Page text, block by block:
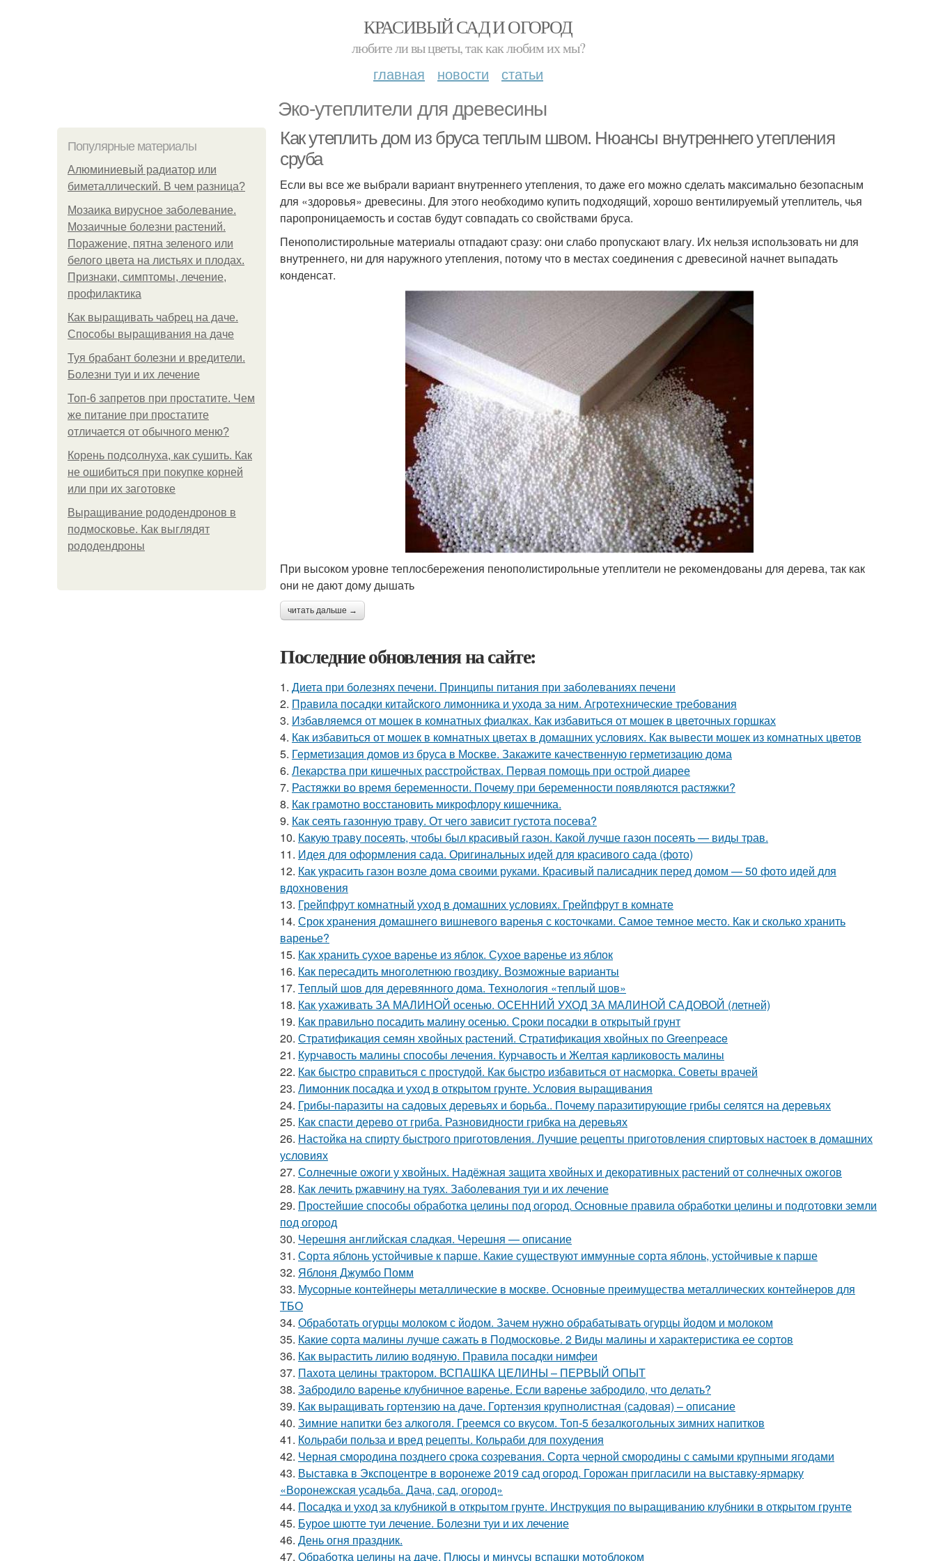
КРАСИВЫЙ САД И ОГОРОД
любите ли вы цветы, так как любим их мы?
главная новости статьи
Эко-утеплители для древесины
Популярные материалы
Алюминиевый радиатор или
биметаллический. В чем разница?
Мозаика вирусное заболевание.
Мозаичные болезни растений.
Поражение, пятна зеленого или
белого цвета на листьях и плодах.
Признаки, симптомы, лечение,
профилактика
Как выращивать чабрец на даче.
Способы выращивания на даче
Туя брабант болезни и вредители.
Болезни туи и их лечение
Топ-6 запретов при простатите. Чем
же питание при простатите
отличается от обычного меню?
Корень подсолнуха, как сушить. Как
не ошибиться при покупке корней
или при их заготовке
Выращивание рододендронов в
подмосковье. Как выглядят
рододендроны
Как утеплить дом из бруса теплым швом. Нюансы внутреннего утепления
сруба
Если вы все же выбрали вариант внутреннего утепления, то даже его можно сделать максимально безопасным
для «здоровья» древесины. Для этого необходимо купить подходящий, хорошо вентилируемый утеплитель, чья
паропроницаемость и состав будут совпадать со свойствами бруса.
Пенополистирольные материалы отпадают сразу: они слабо пропускают влагу. Их нельзя использовать ни для
внутреннего, ни для наружного утепления, потому что в местах соединения с древесиной начнет выпадать
конденсат.
При высоком уровне теплосбережения пенополистирольные утеплители не рекомендованы для дерева, так как
они не дают дому дышать
читать дальше →
Последние обновления на сайте:
1. Диета при болезнях печени. Принципы питания при заболеваниях печени
2. Правила посадки китайского лимонника и ухода за ним. Агротехнические требования
3. Избавляемся от мошек в комнатных фиалках. Как избавиться от мошек в цветочных горшках
4. Как избавиться от мошек в комнатных цветах в домашних условиях. Как вывести мошек из комнатных цветов
5. Герметизация домов из бруса в Москве. Закажите качественную герметизацию дома
6. Лекарства при кишечных расстройствах. Первая помощь при острой диарее
7. Растяжки во время беременности. Почему при беременности появляются растяжки?
8. Как грамотно восстановить микрофлору кишечника.
9. Как сеять газонную траву. От чего зависит густота посева?
10. Какую траву посеять, чтобы был красивый газон. Какой лучше газон посеять — виды трав.
11. Идея для оформления сада. Оригинальных идей для красивого сада (фото)
12. Как украсить газон возле дома своими руками. Красивый палисадник перед домом — 50 фото идей для
вдохновения
13. Грейпфрут комнатный уход в домашних условиях. Грейпфрут в комнате
14. Срок хранения домашнего вишневого варенья с косточками. Самое темное место. Как и сколько хранить
варенье?
15. Как хранить сухое варенье из яблок. Сухое варенье из яблок
16. Как пересадить многолетнюю гвоздику. Возможные варианты
17. Теплый шов для деревянного дома. Технология «теплый шов»
18. Как ухаживать ЗА МАЛИНОЙ осенью. ОСЕННИЙ УХОД ЗА МАЛИНОЙ САДОВОЙ (летней)
19. Как правильно посадить малину осенью. Сроки посадки в открытый грунт
20. Стратификация семян хвойных растений. Стратификация хвойных по Greenpeace
21. Курчавость малины способы лечения. Курчавость и Желтая карликовость малины
22. Как быстро справиться с простудой. Как быстро избавиться от насморка. Советы врачей
23. Лимонник посадка и уход в открытом грунте. Условия выращивания
24. Грибы-паразиты на садовых деревьях и борьба.. Почему паразитирующие грибы селятся на деревьях
25. Как спасти дерево от гриба. Разновидности грибка на деревьях
26. Настойка на спирту быстрого приготовления. Лучшие рецепты приготовления спиртовых настоек в домашних
условиях
27. Солнечные ожоги у хвойных. Надёжная защита хвойных и декоративных растений от солнечных ожогов
28. Как лечить ржавчину на туях. Заболевания туи и их лечение
29. Простейшие способы обработка целины под огород. Основные правила обработки целины и подготовки земли
под огород
30. Черешня английская сладкая. Черешня — описание
31. Сорта яблонь устойчивые к парше. Какие существуют иммунные сорта яблонь, устойчивые к парше
32. Яблоня Джумбо Помм
33. Мусорные контейнеры металлические в москве. Основные преимущества металлических контейнеров для
ТБО
34. Обработать огурцы молоком с йодом. Зачем нужно обрабатывать огурцы йодом и молоком
35. Какие сорта малины лучше сажать в Подмосковье. 2 Виды малины и характеристика ее сортов
36. Как вырастить лилию водяную. Правила посадки нимфеи
37. Пахота целины трактором. ВСПАШКА ЦЕЛИНЫ – ПЕРВЫЙ ОПЫТ
38. Забродило варенье клубничное варенье. Если варенье забродило, что делать?
39. Как выращивать гортензию на даче. Гортензия крупнолистная (садовая) – описание
40. Зимние напитки без алкоголя. Греемся со вкусом. Топ-5 безалкогольных зимних напитков
41. Кольраби польза и вред рецепты. Кольраби для похудения
42. Черная смородина позднего срока созревания. Сорта черной смородины с самыми крупными ягодами
43. Выставка в Экспоцентре в воронеже 2019 сад огород. Горожан пригласили на выставку-ярмарку
«Воронежская усадьба. Дача, сад, огород»
44. Посадка и уход за клубникой в открытом грунте. Инструкция по выращиванию клубники в открытом грунте
45. Бурое шютте туи лечение. Болезни туи и их лечение
46. День огня праздник.
47. Обработка целины на даче. Плюсы и минусы вспашки мотоблоком